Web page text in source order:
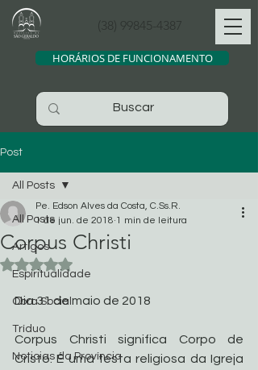
(38) 99845-4387
HORÁRIOS DE FUNCIONAMENTO
Post
All Posts
Artigos
Espiritualidade
Obra Social
Tríduo
Noticias da Província
All Posts
Corpus Christi
Pe. Edson Alves da Costa, C.Ss.R.
1 de jun. de 2018 1 min de leitura
Avaliado com NaN de 5 estrelas.
Dia 31 de maio de 2018
Corpus Christi significa Corpo de
Cristo. É uma festa religiosa da Igreja